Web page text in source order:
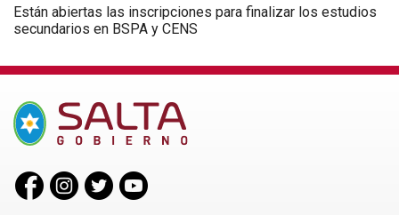
Están abiertas las inscripciones para finalizar los estudios
secundarios en BSPA y CENS